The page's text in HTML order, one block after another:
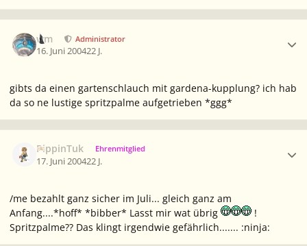
wm Administrator
16. Juni 200422 J.
gibts da einen gartenschlauch mit gardena-kupplung? ich hab
da so ne lustige spritzpalme aufgetrieben *ggg*
PippinTuk Ehrenmitglied
17. Juni 200422 J.
/me bezahlt ganz sicher im Juli... gleich ganz am
Anfang....*hoff* *bibber* Lasst mir wat übrig
!
Spritzpalme?? Das klingt irgendwie gefährlich....... :ninja: